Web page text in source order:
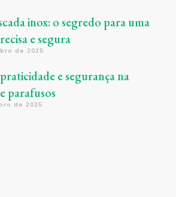
inox: o segredo para uma
e segura
de 2025
e segurança na
parafusos
de 2025